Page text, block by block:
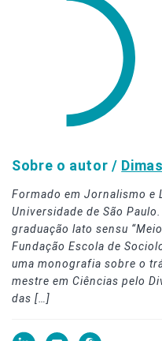
Sobre o autor /
Formado em Jornalismo e
Universidade de São
graduação lato sensu
Fundação Escola de
uma monografia sobre o
mestre em Ciências pelo
das […]